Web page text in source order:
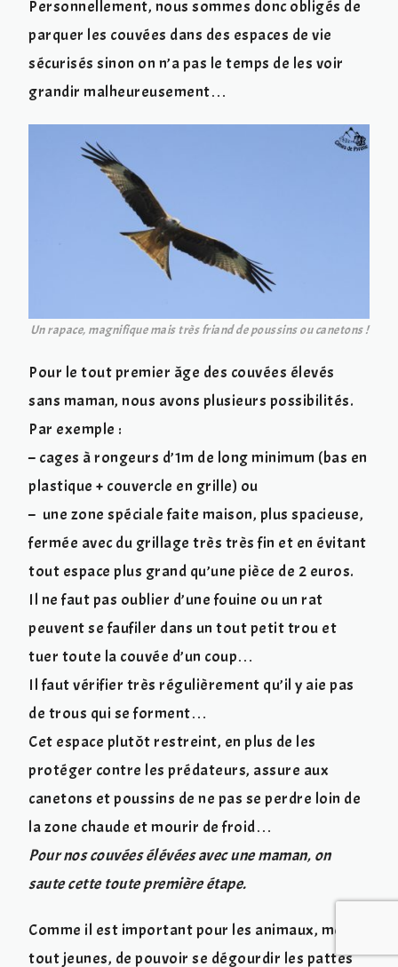
Personnellement, nous sommes donc obligés de
parquer les couvées dans des espaces de vie
sécurisés sinon on n’a pas le temps de les voir
grandir malheureusement…
Un rapace, magnifique mais très friand de poussins ou canetons !
Pour le tout premier âge des couvées élevés
sans maman, nous avons plusieurs possibilités.
Par exemple :
– cages à rongeurs d’1m de long minimum (bas en
plastique + couvercle en grille) ou
– une zone spéciale faite maison, plus spacieuse,
fermée avec du grillage très très fin et en évitant
tout espace plus grand qu’une pièce de 2 euros.
Il ne faut pas oublier d’une fouine ou un rat
peuvent se faufiler dans un tout petit trou et
tuer toute la couvée d’un coup…
Il faut vérifier très régulièrement qu’il y aie pas
de trous qui se forment…
Cet espace plutôt restreint, en plus de les
protéger contre les prédateurs, assure aux
canetons et poussins de ne pas se perdre loin de
la zone chaude et mourir de froid…
Pour nos couvées élévées avec une maman, on
saute cette toute première étape.
Comme il est important pour les animaux, même
tout jeunes, de pouvoir se dégourdir les pattes